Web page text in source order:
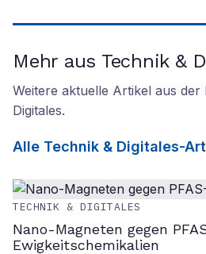
Mehr aus Technik &
Weitere aktuelle Artikel aus der
Digitales.
Alle Technik & Digitales-
TECHNIK & DIGITALES
Nano-Magneten gegen
Ewigkeitschemikalien